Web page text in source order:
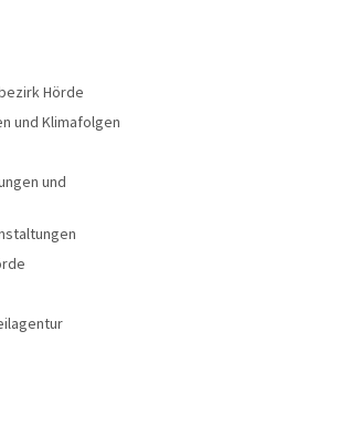
Hörde
und Klimafolgen
und